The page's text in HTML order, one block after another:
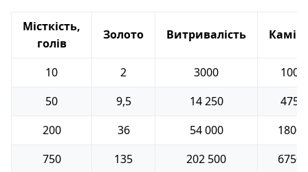
Місткість,
голів
Золото Витривалість
10 2 3000
100
50
9,5 14 250
475
200
36 54 000
1800
750
135 202 500
6750